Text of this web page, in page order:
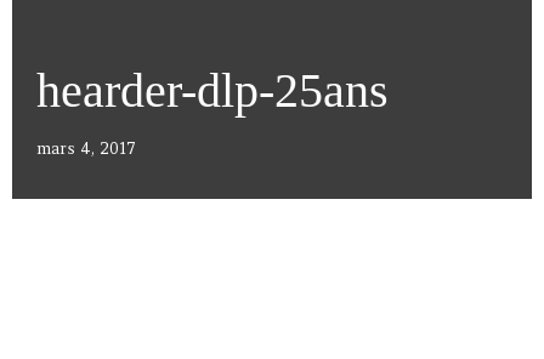
hearder-dlp-25ans
mars 4, 2017